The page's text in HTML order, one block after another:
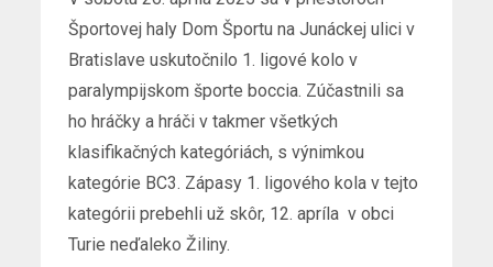
Športovej haly Dom Športu na Junáckej ulici v
Bratislave uskutočnilo 1. ligové kolo v
paralympijskom športe boccia. Zúčastnili sa
ho hráčky a hráči v takmer všetkých
klasifikačných kategóriách, s výnimkou
kategórie BC3. Zápasy 1. ligového kola v tejto
kategórii prebehli už skôr, 12. apríla v obci
Turie neďaleko Žiliny.